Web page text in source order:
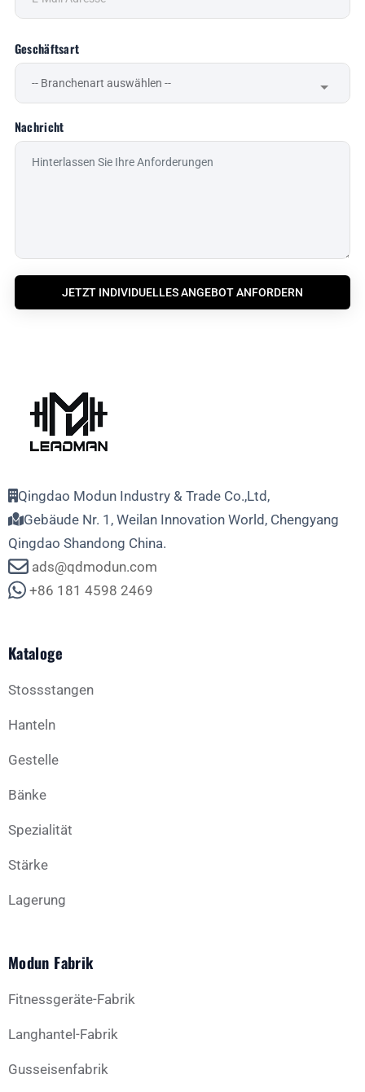
Geschäftsart
Nachricht
JETZT INDIVIDUELLES ANGEBOT ANFORDERN
Qingdao Modun Industry & Trade Co.,Ltd,
Gebäude Nr. 1, Weilan Innovation World, Chengyang
Qingdao Shandong China.
ads@qdmodun.com
+86 181 4598 2469
Kataloge
Stossstangen
Hanteln
Gestelle
Bänke
Spezialität
Stärke
Lagerung
Modun Fabrik
Fitnessgeräte-Fabrik
Langhantel-Fabrik
Gusseisenfabrik